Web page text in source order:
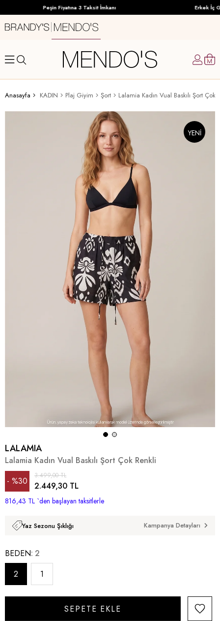
Peşin Fiyatına 3 Taksit İmkanı Erkek İç
Anasayfa KADIN Plaj Giyim Şort Lalamia Kadın Vual Baskılı Şort Çok
YENI
LALAMIA
Lalamia Kadın Vual Baskılı Şort Çok Renkli
%30
İndirim
3.499,00 TL
2.449,30 TL
816,43 TL `den başlayan taksitlerle
Yaz Sezonu Şıklığı Kampanya Detayları
BEDEN 2
2
1